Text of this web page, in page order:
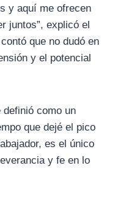
y aquí me ofrecen
juntos”, explicó el
que no dudó en
y el potencial
definió como un
que dejé el pico
es el único
y fe en lo